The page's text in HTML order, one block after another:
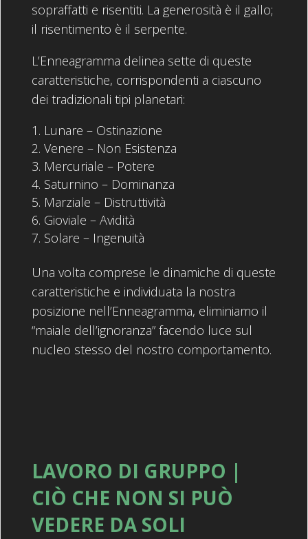
sopraffatti e risentiti. La generosità è il gallo;
il risentimento è il serpente.
L’Enneagramma delinea sette di queste
caratteristiche, corrispondenti a ciascuno
dei tradizionali tipi planetari:
Lunare – Ostinazione
Venere – Non Esistenza
Mercuriale – Potere
Saturnino – Dominanza
Marziale – Distruttività
Gioviale – Avidità
Solare – Ingenuità
Una volta comprese le dinamiche di queste
caratteristiche e individuata la nostra
posizione nell’Enneagramma, eliminiamo il
“maiale dell’ignoranza” facendo luce sul
nucleo stesso del nostro comportamento.
LAVORO DI GRUPPO |
CIÒ CHE NON SI PUÒ
VEDERE DA SOLI